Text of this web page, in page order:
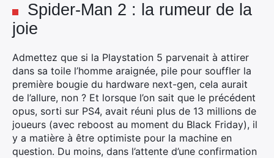
Spider-Man 2 : la rumeur de la
joie
Admettez que si la Playstation 5 parvenait à attirer
dans sa toile l’homme araignée, pile pour souffler la
première bougie du hardware next-gen, cela aurait
de l’allure, non ? Et lorsque l’on sait que le précédent
opus, sorti sur PS4, avait réuni plus de 13 millions de
joueurs (avec reboost au moment du Black Friday), il
y a matière à être optimiste pour la machine en
question. Du moins, dans l’attente d’une confirmation